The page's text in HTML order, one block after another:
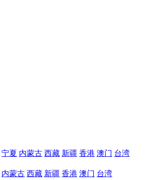
宁夏 内蒙古 西藏 新疆 香港 澳门 台湾
内蒙古 西藏 新疆 香港 澳门 台湾